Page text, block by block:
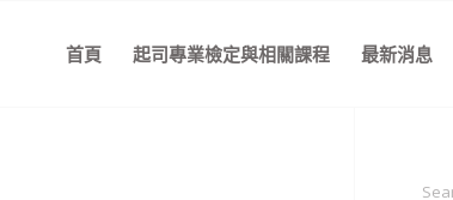
首頁 起司專業檢定與相關課程 最新消息